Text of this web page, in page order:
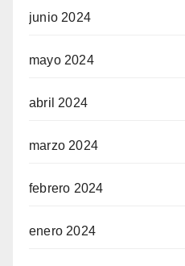
junio 2024
mayo 2024
abril 2024
marzo 2024
febrero 2024
enero 2024